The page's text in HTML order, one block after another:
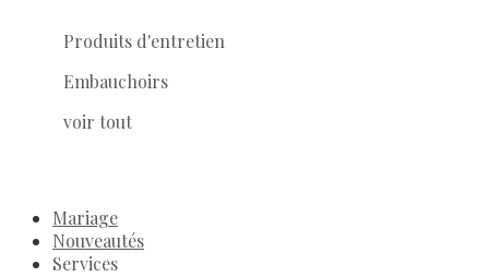
Produits d'entretien
Embauchoirs
voir tout
Mariage
Nouveautés
Services